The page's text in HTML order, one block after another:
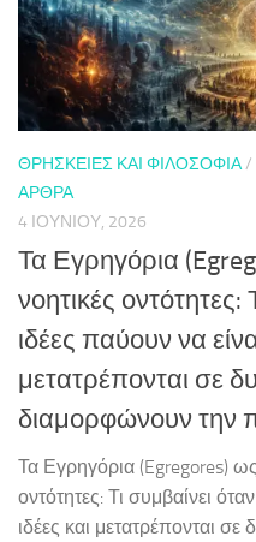
ΘΡΗΣΚΕΊΕΣ ΚΑΙ ΦΙΛΟΣΟΦΊΑ/
ΆΡΘΡΑ
4 ΙΟΥΝΊΟΥ, 2026
Τα Εγρηγόρια
νοητικές οντότητες:
ιδέες παύουν να
μετατρέπονται σε
διαμορφώνουν την
Τα Εγρηγόρια (Egregores)
οντότητες: Τι συμβαίνει
ιδέες και μετατρέπονται